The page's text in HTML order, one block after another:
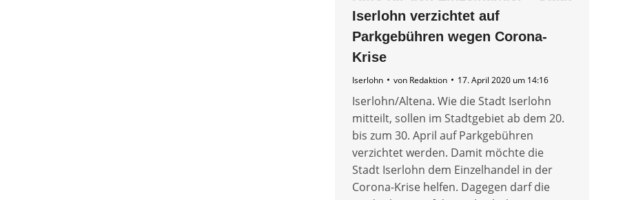
Iserlohn verzichtet auf
Parkgebühren wegen Corona-
Krise
Iserlohn von Redaktion 17. April 2020 um 14:16
Iserlohn/Altena. Wie die Stadt Iserlohn
mitteilt, sollen im Stadtgebiet ab dem 20.
bis zum 30. April auf Parkgebühren
verzichtet werden. Damit möchte die
Stadt Iserlohn dem Einzelhandel in der
Corona-Krise helfen. Dagegen darf die